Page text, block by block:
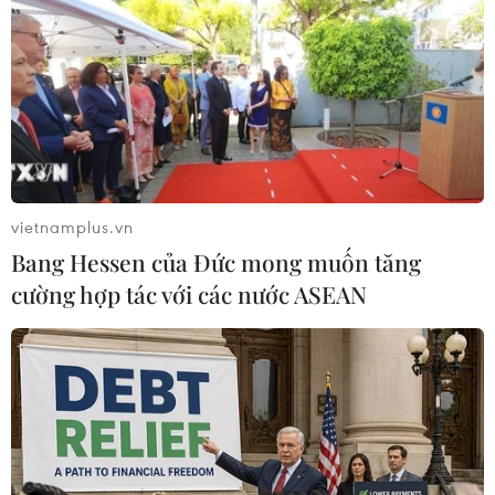
Theo dõi VietnamPlus
TIN LIÊN QUAN
vietnamplus.vn
Bang Hessen của Đức mong muốn tăng
cường hợp tác với các nước ASEAN